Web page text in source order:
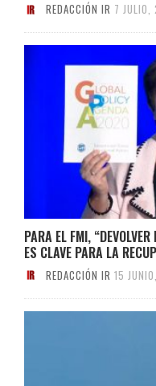
REDACCIÓN IR 7
PARA EL FMI,
ES CLAVE PARA LA
REDACCIÓN IR 15